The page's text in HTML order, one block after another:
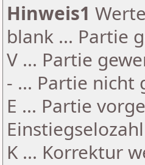
Hinweis1
blank ... Partie
V ... Partie
- ... Partie nicht
E ... Partie
K ... Korrektur